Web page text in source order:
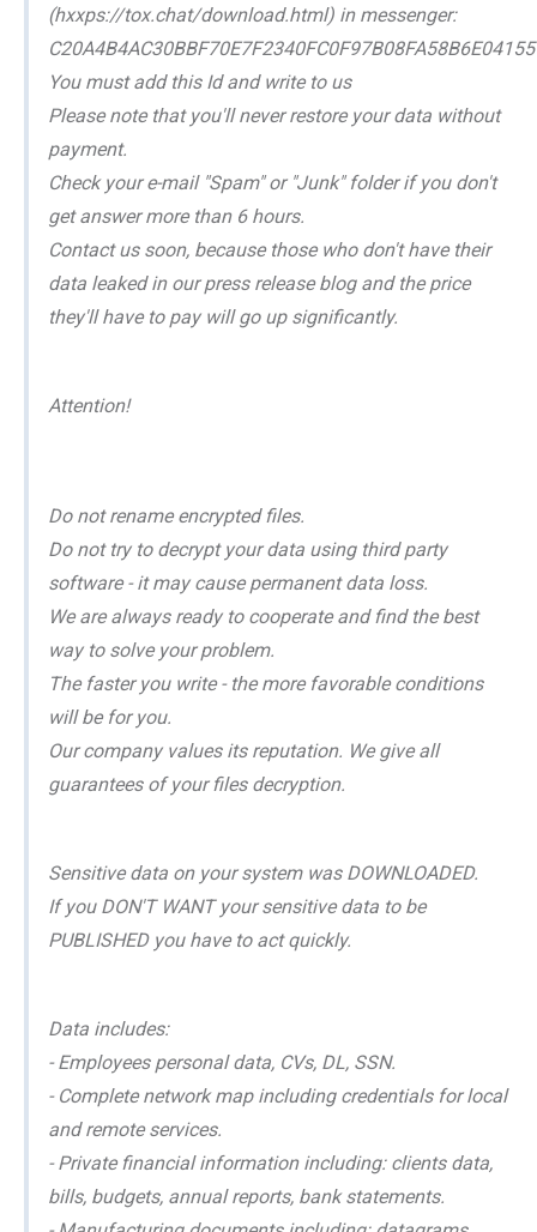
(hxxps://tox.chat/download.html) in messenger:
You must add this Id and write to us
Please note that you'll never restore your data without
payment.
Check your e-mail "Spam" or "Junk" folder if you don't
get answer more than 6 hours.
Contact us soon, because those who don't have their
data leaked in our press release blog and the price
they'll have to pay will go up significantly.
Attention!
Do not rename encrypted files.
Do not try to decrypt your data using third party
software - it may cause permanent data loss.
We are always ready to cooperate and find the best
way to solve your problem.
The faster you write - the more favorable conditions
will be for you.
Our company values its reputation. We give all
guarantees of your files decryption.
Sensitive data on your system was DOWNLOADED.
If you DON'T WANT your sensitive data to be
PUBLISHED you have to act quickly.
Data includes:
- Employees personal data, CVs, DL, SSN.
- Complete network map including credentials for local
and remote services.
- Private financial information including: clients data,
bills, budgets, annual reports, bank statements.